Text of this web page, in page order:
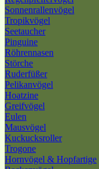
Sonnenrallenvögel
Tropikvögel
Seetaucher
Pinguine
Röhrennasen
Störche
Ruderfüßer
Pelikanvögel
Hoatzine
Greifvögel
Eulen
Mausvögel
Kuckucksroller
Trogone
Hornvögel & Hopfartige